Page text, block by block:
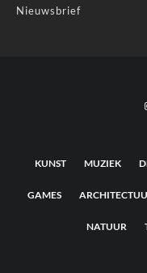
Nieuwsbrief
KUNST MUZIEK
GAMES
NATUUR